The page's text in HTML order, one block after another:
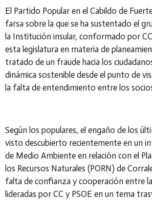
El Partido Popular en el Cabildo de
farsa sobre la que se ha sustentado el
la Institución insular, conformado por
esta legislatura en materia de
tratado de un fraude hacia los
dinámica sostenible desde el punto de
la falta de entendimiento entre los
Según los populares, el engaño de los
visto descubierto recientemente en un
de Medio Ambiente en relación con el
los Recursos Naturales (PORN) de
falta de confianza y cooperación entre
lideradas por CC y PSOE en un tema